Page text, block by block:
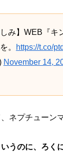
しみ】WEB『
。
https://t.co/
November 14,
ネプチューン
いうのに、ろ